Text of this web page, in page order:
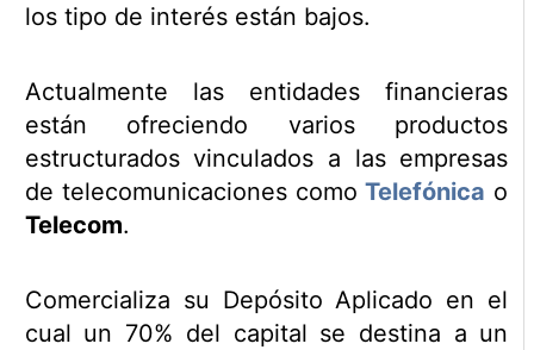
los tipo de interés están bajos.
Actualmente las entidades financieras
están ofreciendo varios productos
estructurados vinculados a las empresas
de telecomunicaciones comoTelefónica o
Telecom.
Comercializa su Depósito Aplicado en el
cual un 70% del capital se destina a un